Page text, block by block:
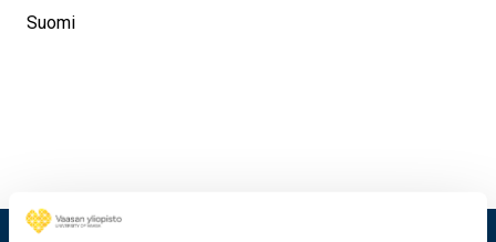
Suomi